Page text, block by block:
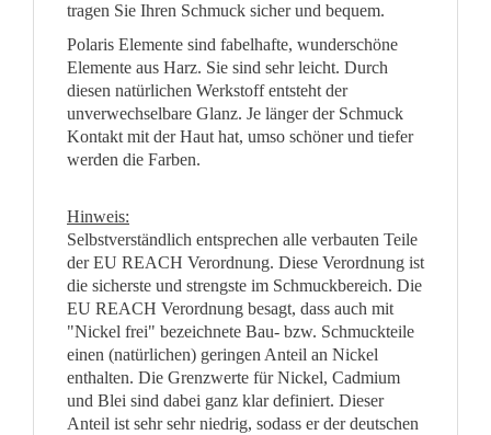
tragen Sie Ihren Schmuck sicher und bequem.
Polaris Elemente sind fabelhafte, wunderschöne
Elemente aus Harz. Sie sind sehr leicht. Durch
diesen natürlichen Werkstoff entsteht der
unverwechselbare Glanz. Je länger der Schmuck
Kontakt mit der Haut hat, umso schöner und tiefer
werden die Farben.
Hinweis:
Selbstverständlich entsprechen alle verbauten Teile
der EU REACH Verordnung. Diese Verordnung ist
die sicherste und strengste im Schmuckbereich. Die
EU REACH Verordnung besagt, dass auch mit
"Nickel frei" bezeichnete Bau- bzw. Schmuckteile
einen (natürlichen) geringen Anteil an Nickel
enthalten. Die Grenzwerte für Nickel, Cadmium
und Blei sind dabei ganz klar definiert. Dieser
Anteil ist sehr sehr niedrig, sodass er der deutschen